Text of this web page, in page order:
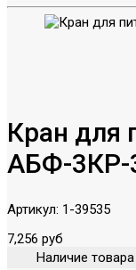
Кран для
АБФ-3КР-
Артикул: 1-39535
7,256 руб
Наличие